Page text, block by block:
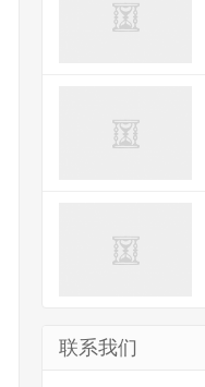
联系我们